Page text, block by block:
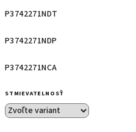
P3742271NDT
P3742271NDP
P3742271NCA
STMIEVATELNOSŤ